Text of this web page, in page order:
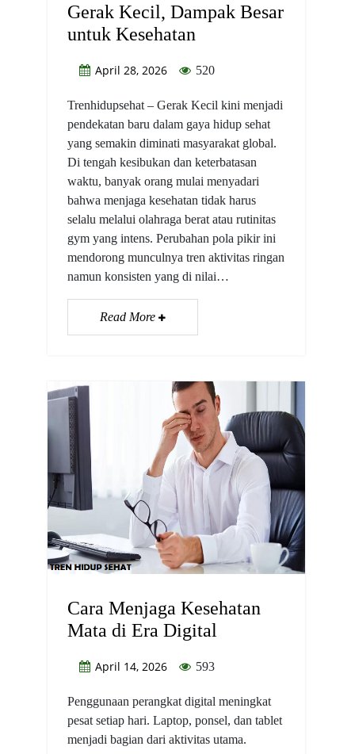
Gerak Kecil, Dampak Besar
untuk Kesehatan
April 28, 2026 520
Trenhidupsehat – Gerak Kecil kini menjadi
pendekatan baru dalam gaya hidup sehat
yang semakin diminati masyarakat global.
Di tengah kesibukan dan keterbatasan
waktu, banyak orang mulai menyadari
bahwa menjaga kesehatan tidak harus
selalu melalui olahraga berat atau rutinitas
gym yang intens. Perubahan pola pikir ini
mendorong munculnya tren aktivitas ringan
namun konsisten yang di nilai…
Read More
Cara Menjaga Kesehatan
Mata di Era Digital
April 14, 2026 593
Penggunaan perangkat digital meningkat
pesat setiap hari. Laptop, ponsel, dan tablet
menjadi bagian dari aktivitas utama.